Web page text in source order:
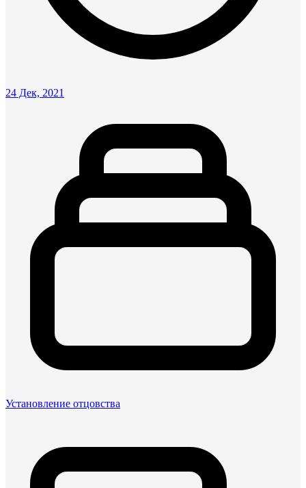
24 Дек, 2021
Установление отцовства